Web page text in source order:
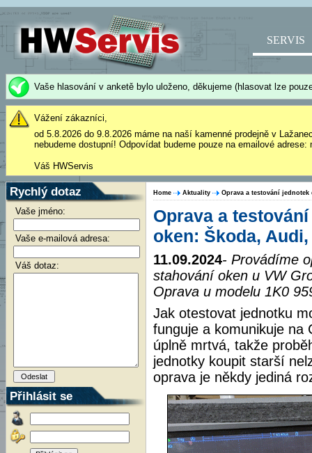
SERVIS
Vaše hlasování v anketě bylo uloženo, děkujeme (hlasovat lze
Vážení zákazníci,
od 5.8.2026 do 9.8.2026 máme na naší kamenné prodejně v
nebudeme dostupní! Odpovídat budeme pouze na emailové
Váš HWServis
Rychlý dotaz
Vaše jméno:
Vaše e-mailová adresa:
Váš dotaz:
Přihlásit se
Home Aktuality Oprava a testování
Oprava a
oken: Škoda, Audi,
11.09.2024- Provádíme
stahování oken u VW
Oprava u modelu 1K0
Jak otestovat jednotku
funguje a komunikuje na
úplně mrtvá, takže
jednotky koupit starší
oprava je někdy jediná